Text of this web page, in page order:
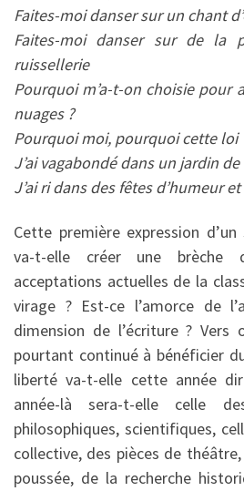
Faites-moi danser sur un chant
Faites-moi danser sur de la
ruissellerie
Pourquoi m’a-t-on choisie pour
nuages ?
Pourquoi moi, pourquoi cette loi
J’ai vagabondé dans un jardin
J’ai ri dans des fêtes d’humeur
Cette première expression
va-t-elle créer une brèche
acceptations actuelles de la
virage ? Est-ce l’amorce de
dimension de l’écriture ?
pourtant continué à bénéficier
liberté va-t-elle cette année
année-là sera-t-elle celle
philosophiques, scientifiques,
collective, des pièces de
poussée, de la recherche